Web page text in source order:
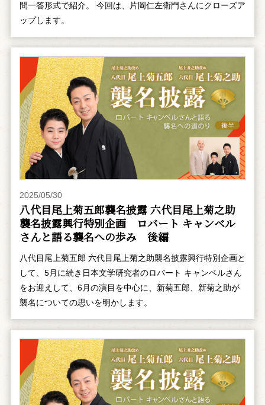
問一答形式で紹介。 今回は、片岡仁左衛門さんにクローズア
ップします。
2025/05/30
八代目尾上菊五郎襲名披露 六代目尾上菊之助
襲名披露興行特別企画 ――ロバート キャンベル
さんと語る襲名への歩み 後編
八代目尾上菊五郎 六代目尾上菊之助襲名披露興行特別企画と
して、5月に続き日本文学研究者のロバート キャンベルさん
をお迎えして、6月の演目を中心に、新菊五郎、新菊之助が
襲名についての思いを明かします。